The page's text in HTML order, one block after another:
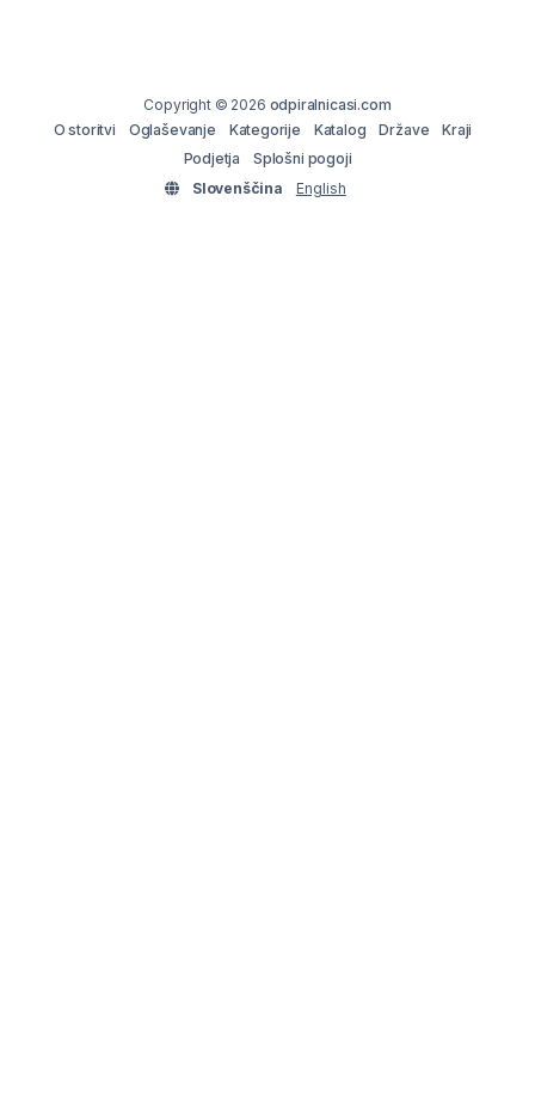
Copyright © 2026 odpiralnicasi.com
O storitvi
Oglaševanje Kategorije Katalog Države
Kraji
Podjetja
Splošni pogoji
Slovenščina
English